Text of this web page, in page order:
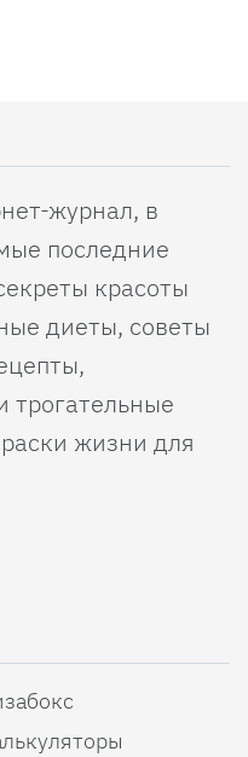
журнал, в
последние
красоты
диеты, советы
трогательные
жизни для